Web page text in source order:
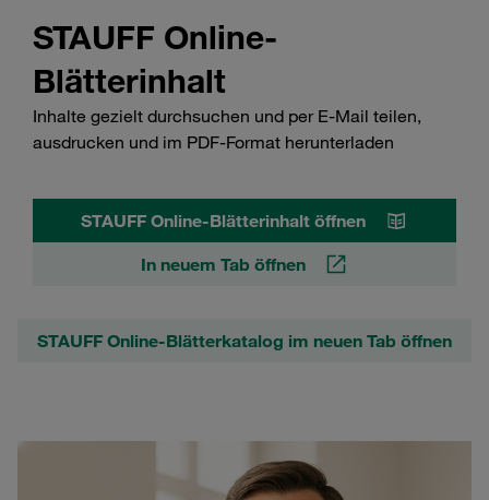
STAUFF Online-
Blätterinhalt
Inhalte gezielt durchsuchen und per E-Mail teilen,
ausdrucken und im PDF-Format herunterladen
STAUFF Online-Blätterinhalt öffnen
In neuem Tab öffnen
STAUFF Online-Blätterkatalog im neuen Tab öffnen